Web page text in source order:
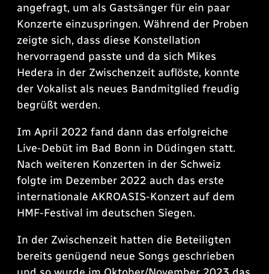
angefragt, um als Gastsänger für ein paar
Konzerte einzuspringen. Während der Proben
zeigte sich, dass diese Konstellation
hervorragend passte und da sich Mikes
Hedera in der Zwischenzeit auflöste, konnte
der Vokalist als neues Bandmitglied freudig
begrüßt werden.
Im April 2022 fand dann das erfolgreiche
Live-Debüt im Bad Bonn in Düdingen statt.
Nach weiteren Konzerten in der Schweiz
folgte im Dezember 2022 auch das erste
internationale AKROASIS-Konzert auf dem
HMF-Festival im deutschen Siegen.
In der Zwischenzeit hatten die Beteiligten
bereits genügend neue Songs geschrieben